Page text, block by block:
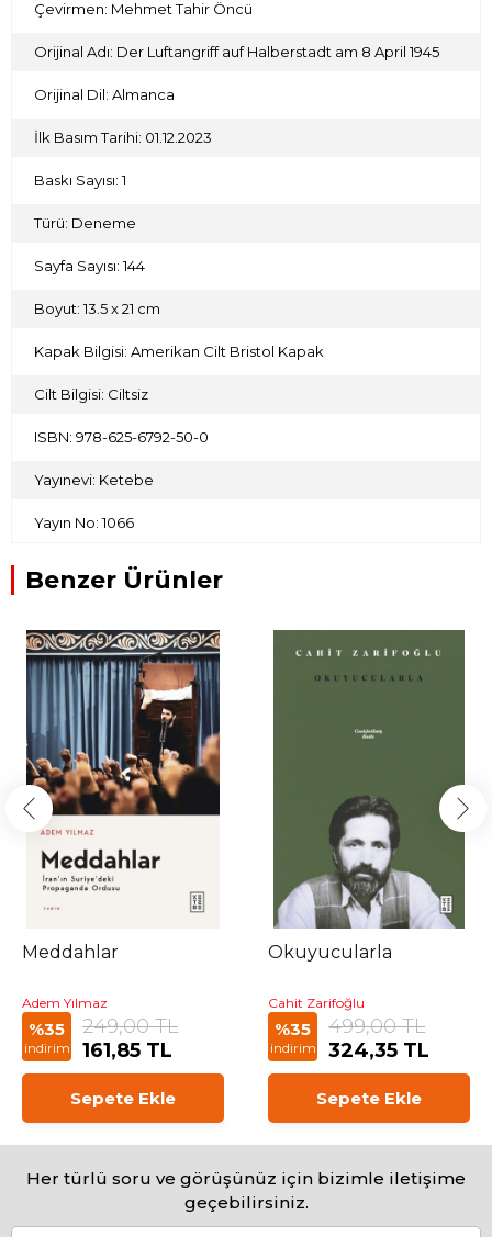
Çevirmen: Mehmet Tahir Öncü
Orijinal Adı: Der Luftangriff auf Halberstadt am 8 April 1945
Orijinal Dil: Almanca
İlk Basım Tarihi: 01.12.2023
Baskı Sayısı: 1
Türü: Deneme
Sayfa Sayısı: 144
Boyut: 13.5 x 21 cm
Kapak Bilgisi: Amerikan Cilt Bristol Kapak
Cilt Bilgisi: Ciltsiz
ISBN: 978-625-6792-50-0
Yayınevi: Ketebe
Yayın No: 1066
Benzer Ürünler
Meddahlar
Adem Yılmaz
%35
indirim
249,00 TL
161,85 TL
Sepete Ekle
Okuyucularla
Cahit Zarifoğlu
%35
indirim
499,00 TL
324,35 TL
Sepete Ekle
Her türlü soru ve görüşünüz için bizimle iletişime
geçebilirsiniz.